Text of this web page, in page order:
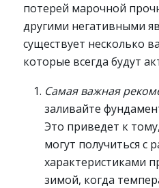
потерей марочной
другими негативными
существует несколько
которые всегда будут
Самая важная
заливайте
Это приведет к
могут получиться с
характеристиками
зимой, когда